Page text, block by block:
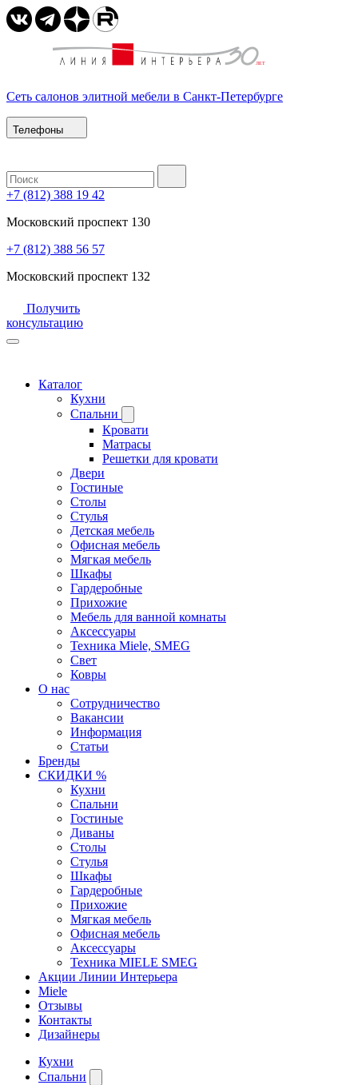
Сеть салонов элитной мебели в Санкт-Петербурге
Телефоны
+7 (812) 388 19 42
Московский проспект 130
+7 (812) 388 56 57
Московский проспект 132
Получить
консультацию
Каталог
Кухни
Спальни
Кровати
Матрасы
Решетки для кровати
Двери
Гостиные
Столы
Стулья
Детская мебель
Офисная мебель
Мягкая мебель
Шкафы
Гардеробные
Прихожие
Мебель для ванной комнаты
Аксессуары
Техника Miele, SMEG
Свет
Ковры
О нас
Сотрудничество
Вакансии
Информация
Статьи
Бренды
СКИДКИ %
Кухни
Спальни
Гостиные
Диваны
Столы
Стулья
Шкафы
Гардеробные
Прихожие
Мягкая мебель
Офисная мебель
Аксессуары
Техника MIELE SMEG
Акции Линии Интерьера
Miele
Отзывы
Контакты
Дизайнеры
Кухни
Спальни